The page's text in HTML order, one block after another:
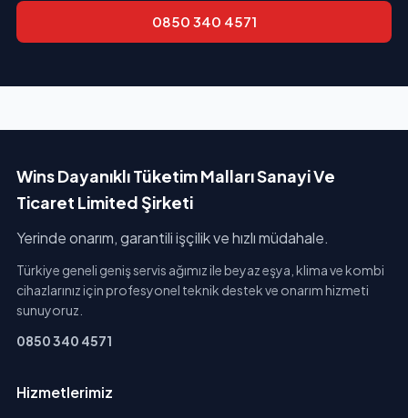
0850 340 4571
Wins Dayanıklı Tüketim Malları Sanayi Ve
Ticaret Limited Şirketi
Yerinde onarım, garantili işçilik ve hızlı müdahale.
Türkiye geneli geniş servis ağımız ile beyaz eşya, klima ve kombi
cihazlarınız için profesyonel teknik destek ve onarım hizmeti
sunuyoruz.
0850 340 4571
Hizmetlerimiz